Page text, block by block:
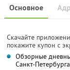
Основное
Скачайте
покажите купон с
Обзорные
Санкт-